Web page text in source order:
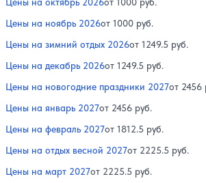
Цены на ноябрь 2026от 1000 руб.
Цены на зимний отдых 2026от 1249.5 руб.
Цены на декабрь 2026от 1249.5 руб.
Цены на новогодние праздники 2027от 2456
Цены на январь 2027от 2456 руб.
Цены на февраль 2027от 1812.5 руб.
Цены на отдых весной 2027от 2225.5 руб.
Цены на март 2027от 2225.5 руб.